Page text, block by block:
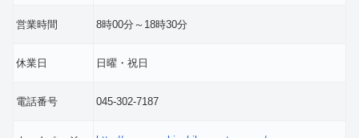
営業時間 8時00分～18時30分
休業日 日曜・祝日
電話番号 045-302-7187